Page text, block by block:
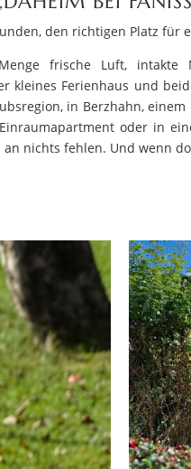
den richtigen Platz für
frische Luft, intakte
kleines Ferienhaus und
in Berzhahn,
oder in
nichts fehlen. Und wenn